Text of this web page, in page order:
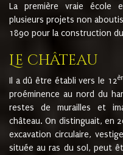
La première vraie école
plusieurs projets non
1890 pour la construction
Le château
Il a dû être établi vers le 12
proéminence au nord du
restes de murailles et
château. On distinguait, en
excavation circulaire,
située au ras du sol, peut